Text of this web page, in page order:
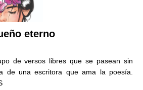
eterno
de versos libres que se pasean sin
de una escritora que ama la poesía.